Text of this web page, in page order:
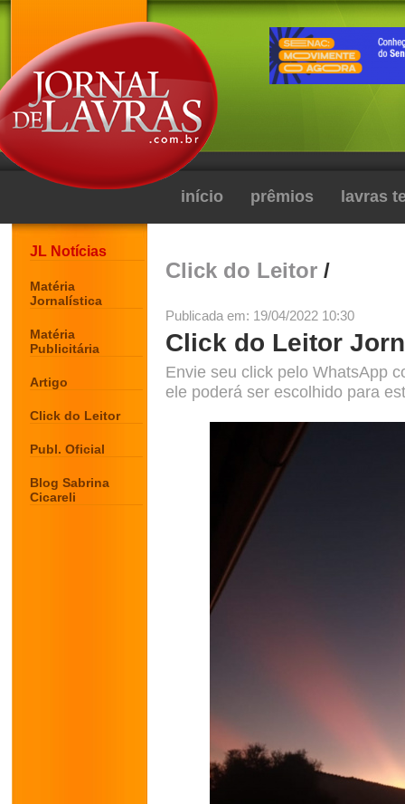
início prêmios lavras
JL Notícias
Matéria
Jornalística
Matéria
Publicitária
Artigo
Click do Leitor
Publ. Oficial
Blog Sabrina
Cicareli
Click do Leitor /
Publicada em: 19/04/2022 10:30
Click do Leitor
Envie seu click pelo WhatsApp
ele poderá ser escolhido para